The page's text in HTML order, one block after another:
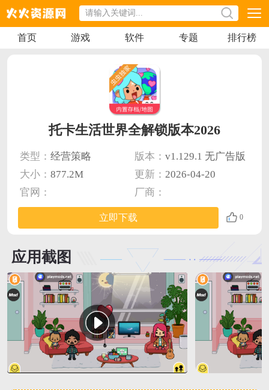
首页 游戏 软件 专题 排行榜
托卡生活世界全解锁版本2026
类型： 经营策略 版本： v1.129.1 无广告版
大小： 877.2M 更新： 2026-04-20
官网：
厂商：
立即下载 0
应用截图